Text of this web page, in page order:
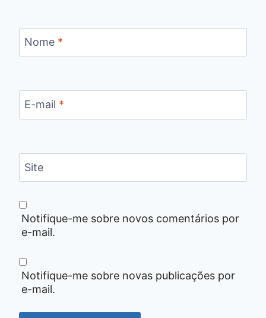
Nome *
E-mail *
Site
Notifique-me sobre novos comentários por
e-mail.
Notifique-me sobre novas publicações por
e-mail.